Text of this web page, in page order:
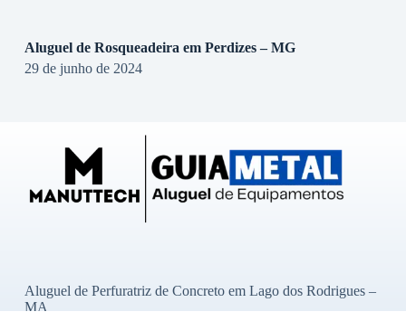
Aluguel de Rosqueadeira em Perdizes – MG
29 de junho de 2024
Aluguel de Perfuratriz de Concreto em Lago dos Rodrigues –
MA